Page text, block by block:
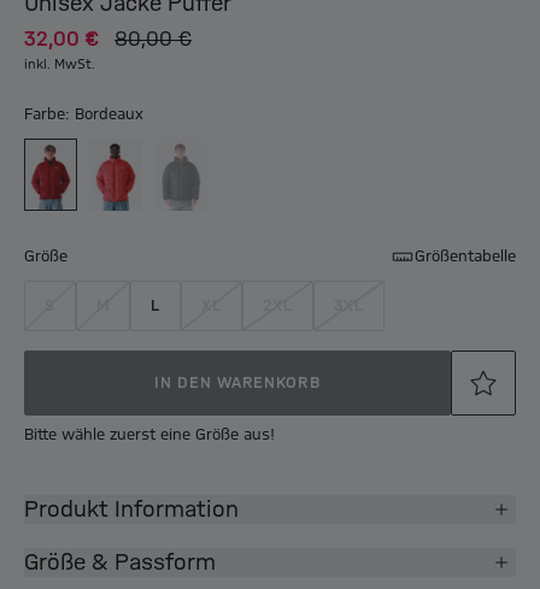
32,00 € 80,00 €
inkl. MwSt.
Farbe: Bordeaux
Größe Größentabelle
L
IN DEN WARENKORB
Bitte wähle zuerst eine Größe aus!
Produkt Information
Größe & Passform